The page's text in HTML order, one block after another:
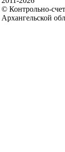
© Контрольно-
Архангельской